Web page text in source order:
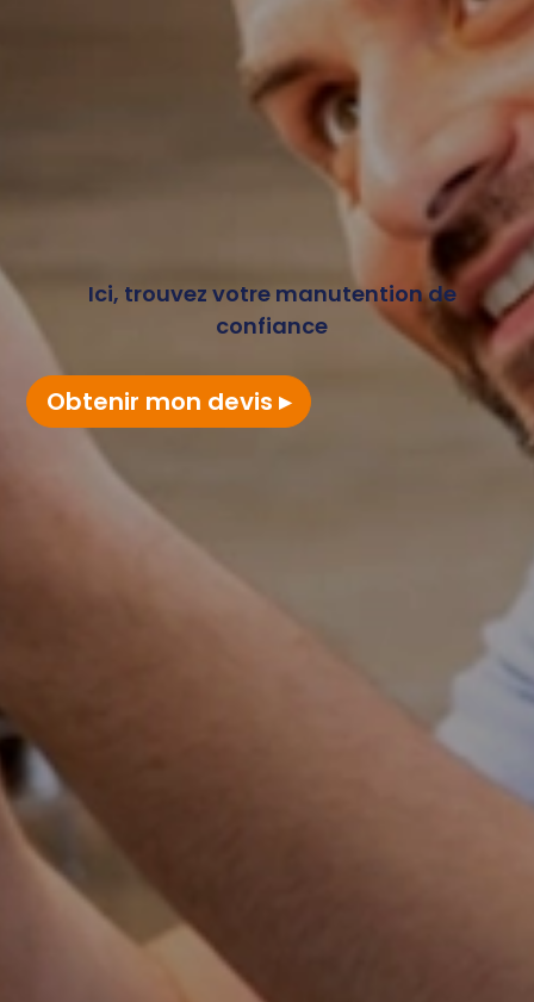
Ici, trouvez votre manutention de
confiance
Obtenir mon devis